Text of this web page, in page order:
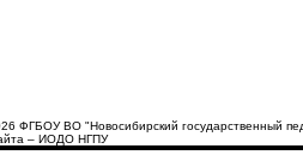
ФГБОУ ВО "Новосибирский государственный
– ИОДО НГПУ